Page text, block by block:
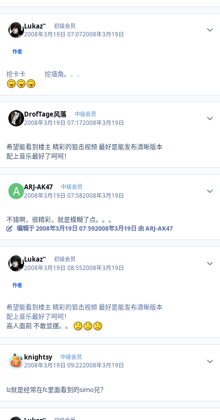
Lukaz'' 初级会员
2008年3月19日 07:072008年3月19日
作者
挖卡卡 挖墙角。．．
DrofTage风落 中级会员
2008年3月19日 07:172008年3月19日
希望能看到楼主 精彩的狙击视频 最好是能发布清晰版本
配上音乐最好了呵呵！
ARJ-AK47 中级会员
2008年3月19日 07:582008年3月19日
不错啊，很精彩，就是模糊了点。。。
编辑于2008年3月19日 07:592008年3月19日 由 ARJ-AK47
Lukaz'' 初级会员
2008年3月19日 08:552008年3月19日
作者
希望能看到楼主 精彩的狙击视频 最好是能发布清晰版本
配上音乐最好了呵呵！
高人面前 不敢显摆。。
knightsy 中级会员
2008年3月19日 09:222008年3月19日
lz就是经常在fc里面看到的simo兄？